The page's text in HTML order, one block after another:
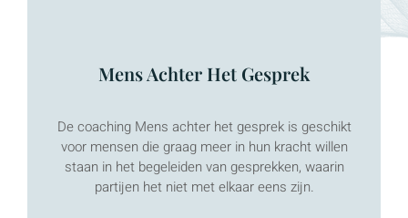
Mens Achter Het Gesprek
De coaching Mens achter het gesprek is geschikt
voor mensen die graag meer in hun kracht willen
staan in het begeleiden van gesprekken, waarin
partijen het niet met elkaar eens zijn.
Meer weten?
KLIK HIER